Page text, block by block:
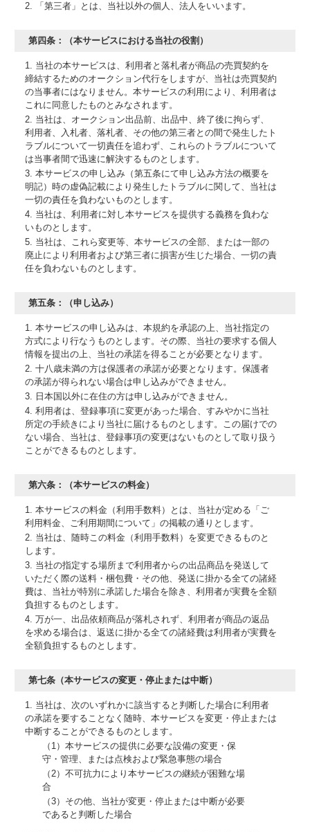
2. 「第三者」とは、当社以外の個人、法人をいいます。
第四条：（本サービスにおける当社の役割）
1. 当社の本サービスは、利用者と落札者が商品の売買契約を
締結するためのオークション代行をしますが、当社は売買契約
の当事者にはなりません。本サービスの利用により、利用者は
これに同意したものとみなされます。
2. 当社は、オークション出品前、出品中、終了後に拘らず、
利用者、入札者、落札者、その他の第三者との間で発生したト
ラブルについて一切責任を追わず、これらのトラブルについて
は当事者間で迅速に解決するものとします。
3. 本サービスの申し込み（第五条にて申し込み方法の概要を
明記）時の虚偽記載により発生したトラブルに関して、当社は
一切の責任を負わないものとします。
4. 当社は、利用者に対し本サービスを提供する義務を負わな
いものとします。
5. 当社は、これら変更等、本サービスの全部、または一部の
廃止により利用者および第三者に損害が生じた場合、一切の責
任を負わないものとします。
第五条：（申し込み）
1. 本サービスの申し込みは、本規約を承認の上、当社指定の
方式により行なうものとします。その際、当社の要求する個人
情報を提出の上、当社の承諾を得ることが必要となります。
2. 十八歳未満の方は保護者の承諾が必要となります。保護者
の承諾が得られない場合は申し込みができません。
3. 日本国以外に在住の方は申し込みができません。
4. 利用者は、登録事項に変更があった場合、すみやかに当社
所定の手続きにより当社に届けるものとします。この届けでの
ない場合、当社は、登録事項の変更はないものとして取り扱う
ことができるものとします。
第六条：（本サービスの料金）
1. 本サービスの料金（利用手数料）とは、当社が定める「ご
利用料金、ご利用期間について」の掲載の通りとします。
2. 当社は、随時この料金（利用手数料）を変更できるものと
します。
3. 当社の指定する場所まで利用者からの出品商品を発送して
いただく際の送料・梱包費・その他、発送に掛かる全ての諸経
費は、当社が特別に承諾した場合を除き、利用者が実費を全額
負担するものとします。
4. 万が一、出品依頼商品が落札されず、利用者が商品の返品
を求める場合は、返送に掛かる全ての諸経費は利用者が実費を
全額負担するものとします。
第七条（本サービスの変更・停止または中断）
1. 当社は、次のいずれかに該当すると判断した場合に利用者
の承諾を要することなく随時、本サービスを変更・停止または
中断することができるものとします。
（1）本サービスの提供に必要な設備の変更・保
守・管理、または点検および緊急事態の場合
（2）不可抗力により本サービスの継続が困難な場
合
（3）その他、当社が変更・停止または中断が必要
であると判断した場合